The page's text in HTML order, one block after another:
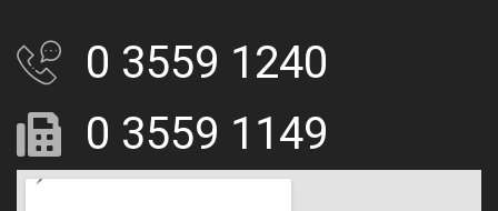
0 3559 1240
0 3559 1149